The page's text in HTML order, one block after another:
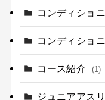
コンディショ
コンディショ
コース紹介 (1)
ジュニアアス